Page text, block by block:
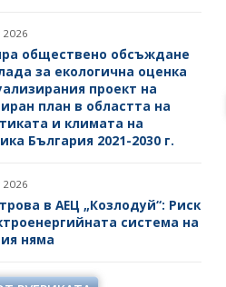
НА ТЪРГОВСКИ
ЗА ПРЕДОСТАВЯНЕ
УСЛУГИ
2026
обществено обсъждане
за екологична оценка
проект на
план в областта на
и климата на
България 2021-2030 г.
2026
в АЕЦ „Козлодуй“: Риск
система на
няма